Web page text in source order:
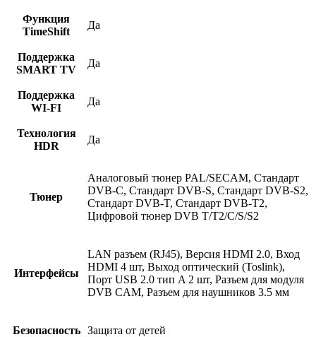
Функция
TimeShift
Да
Поддержка
SMART TV
Да
Поддержка
WI-FI
Да
Технология
HDR
Да
Тюнер
Аналоговый тюнер PAL/SECAM, Стандарт
DVB-C, Стандарт DVB-S, Стандарт DVB-S2,
Стандарт DVB-T, Стандарт DVB-T2,
Цифровой тюнер DVB T/T2/C/S/S2
Интерфейсы
LAN разъем (RJ45), Версия HDMI 2.0, Вход
HDMI 4 шт, Выход оптический (Toslink),
Порт USB 2.0 тип A 2 шт, Разъем для модуля
DVB CAM, Разъем для наушников 3.5 мм
Безопасность Защита от детей